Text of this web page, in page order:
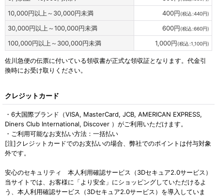
10,000円以上～30,000円未満 400円(税込:440円)
30,000円以上～100,000円未満 600円(税込:660円)
100,000円以上～300,000円未満 1,000円(税込:1,100円)
佐川急便の伝票に付いている領収書が正式な領収証となります。代金引
換時にお受け取りください。
クレジットカード
・6大国際ブランド（VISA, MasterCard, JCB, AMERICAN EXPRESS,
Diners Club International, Discover ）がご利用いただけます。
・ご利用可能なお支払い方法：一括払い
[注]クレジットカードでのお支払いの場合、弊社でのポイントは付与対象
外です。
安心のセキュリティ 本人利用確認サービス（3Dセキュア2.0サービス）
当サイトでは、お客様に「より安全」にショッピングしていただけるよ
う、本人利用確認サービス（3Dセキュア2.0サービス）を導入していま